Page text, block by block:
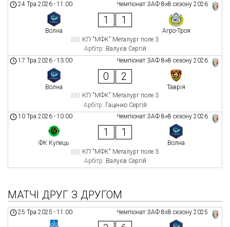
Чемпіонат ЗАФ 8×8 сезону 2026
24 Тра 2026 -11:00
Волна
1 1
Агро-Троя
КП "МФК" Металург поле 3
Арбітр: Валуєв Сергій
Чемпіонат ЗАФ 8×8 сезону 2026
17 Тра 2026 -13:00
Волна
0 2
Таврія
КП "МФК" Металург поле 3
Арбітр: Гаценко Сергій
Чемпіонат ЗАФ 8×8 сезону 2026
10 Тра 2026 -10:00
ФК Купець
1 1
Волна
КП "МФК" Металург поле 3
Арбітр: Валуєв Сергій
МАТЧІ ДРУГ З ДРУГОМ
Чемпіонат ЗАФ 8x8 сезону 2025
25 Тра 2025 -11:00